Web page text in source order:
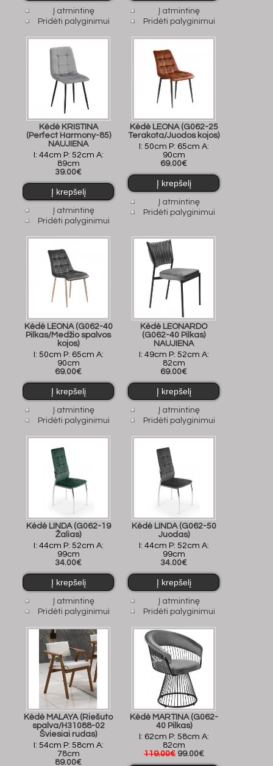
Į atmintinę
Pridėti palyginimui
Į atmintinę
Pridėti palyginimui
Kėdė KRISTINA
(Perfect Harmony-85)
NAUJIENA
I: 44cm P: 52cm A:
89cm
39.00€
Į atmintinę
Pridėti palyginimui
Kėdė LEONA (G062-25
Terakota/Juodos kojos)
I: 50cm P: 65cm A:
90cm
69.00€
Į atmintinę
Pridėti palyginimui
Kėdė LEONA (G062-40
Pilkas/Medžio spalvos
kojos)
I: 50cm P: 65cm A:
90cm
69.00€
Į atmintinę
Pridėti palyginimui
Kėdė LEONARDO
(G062-40 Pilkas)
NAUJIENA
I: 49cm P: 52cm A:
82cm
69.00€
Į atmintinę
Pridėti palyginimui
Kėdė LINDA (G062-19
Žalias)
I: 44cm P: 52cm A:
99cm
34.00€
Į atmintinę
Pridėti palyginimui
Kėdė LINDA (G062-50
Juodas)
I: 44cm P: 52cm A:
99cm
34.00€
Į atmintinę
Pridėti palyginimui
Kėdė MALAYA (Riešuto
spalva/H31088-02
Šviesiai rudas)
I: 54cm P: 58cm A:
78cm
89.00€
Kėdė MARTINA (G062-
40 Pilkas)
I: 62cm P: 58cm A:
82cm
119.00€ 99.00€